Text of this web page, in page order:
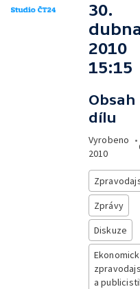
30.
2010
15:15
Obsah
dílu
Vyrobeno
2010
•
Zprávy
Diskuze
a